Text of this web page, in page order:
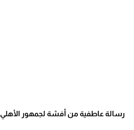
رسالة عاطفية من أفشة لجمهور الأهلي